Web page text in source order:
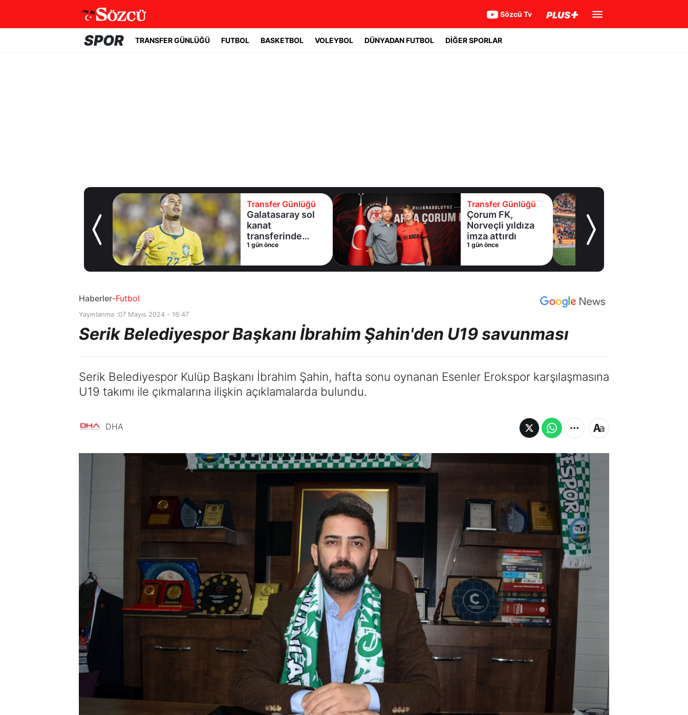
Sözcü Tv
SPOR TRANSFER GÜNLÜĞÜ FUTBOL BASKETBOL VOLEYBOL DÜNYADAN FUTBOL DİĞER SPORLAR
Transfer Günlüğü
Galatasaray sol
transferinde
rotayı İngiltere’ye
Transfer Günlüğü
Çorum FK,
Norveçli yıldıza
imza attırdı
1 gün önce
Transfer Günlüğü
Transfer yasağı
kalktı imzalar peş
peşe geldi! Tam
15 futbolcu
2 gün önce
Haberler-Futbol
Yayınlanma :07 Mayıs 2024 - 16:47
Serik Belediyespor Başkanı İbrahim Şahin'den U19 savunması
Serik Belediyespor Kulüp Başkanı İbrahim Şahin, hafta sonu oynanan Esenler Erokspor karşılaşmasına
U19 takımı ile çıkmalarına ilişkin açıklamalarda bulundu.
DHA